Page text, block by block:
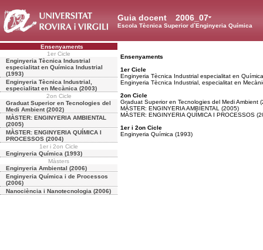
2006_07
Guia docent
Escola Tècnica Superior d`Enginyeria Química
Ensenyaments
1er Cicle
Enginyeria Tècnica Industrial
especialitat en Química Industrial
(1993)
Enginyeria Tècnica Industrial,
especialitat en Mecànica (2003)
2on Cicle
Graduat Superior en Tecnologies del
Medi Ambient (2002)
MÀSTER: ENGINYERIA AMBIENTAL
(2005)
MÀSTER: ENGINYERIA QUÍMICA I
PROCESSOS (2004)
1er i 2on Cicle
Enginyeria Química (1993)
Màsters
Enginyeria Ambiental (2006)
Enginyeria Química i de Processos
(2006)
Nanociència i Nanotecnologia (2006)
Ensenyaments
1er Cicle
Enginyeria Tècnica Industrial especialitat en
Enginyeria Tècnica Industrial, especialitat en
2on Cicle
Graduat Superior en Tecnologies del Medi Ambient
MÀSTER: ENGINYERIA AMBIENTAL (2005)
MÀSTER: ENGINYERIA QUÍMICA I PROCESSOS
1er i 2on Cicle
Enginyeria Química (1993)